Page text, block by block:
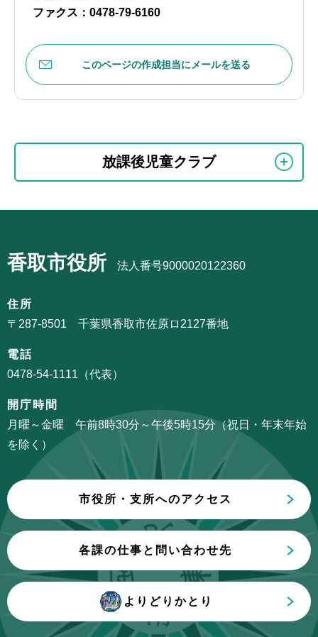
ファクス：0478-79-6160
このページの作成担当にメールを送る
こ
ビ
ー
シ
ン
こ
こ
か
放課後児童クラブ
ナ
ゲ
ー
ョ
ン
こ
こ
ま
香取市役所 法人番号9000020122360
住所
〒287-8501 千葉県香取市佐原ロ2127番地
電話
0478-54-1111（代表）
開庁時間
月曜～金曜 午前8時30分～午後5時15分（祝日・年末年始
を除く）
市役所・支所へのアクセス
各課の仕事と問い合わせ先
よりどりかとり